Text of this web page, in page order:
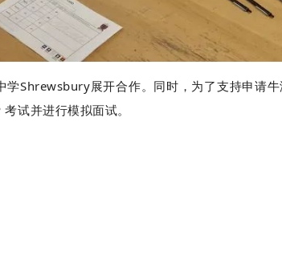
Shrewsbury展开合作。同时，为了支持申请
试并进行模拟面试。